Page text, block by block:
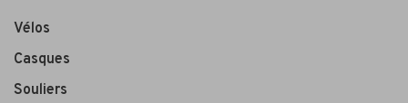
Vélos
Casques
Souliers